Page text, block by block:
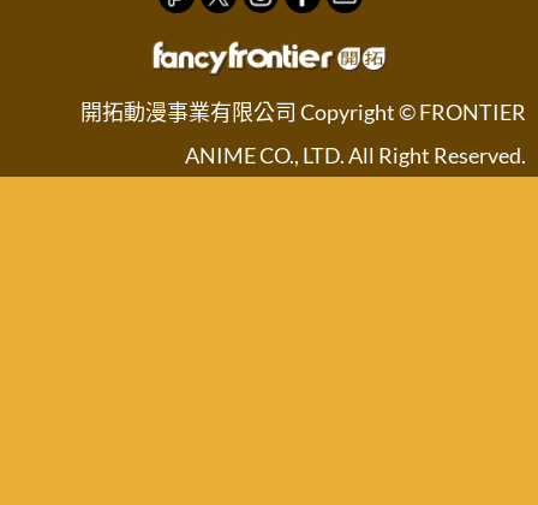
開拓動漫事業有限公司 Copyright © FRONTIER
ANIME CO., LTD. All Right Reserved.